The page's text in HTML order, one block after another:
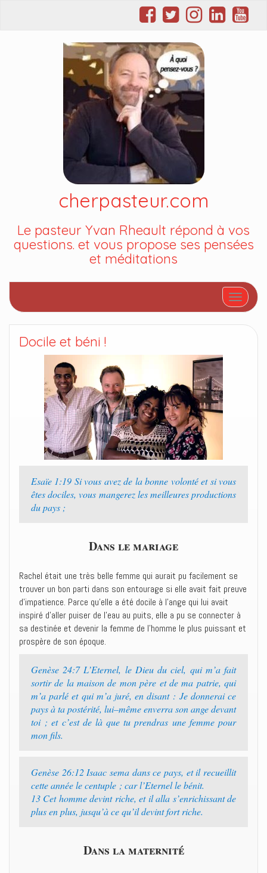
cherpasteur.com
Le pasteur Yvan Rheault répond à vos
questions. et vous propose ses pensées
et méditations
Afficher/
Docile et béni !
Esaïe 1:19 Si vous avez de la bonne volonté et si vous
êtes dociles, vous mangerez les meilleures productions
du pays ;
Dans le mariage
Rachel était une très belle femme qui aurait pu facilement se
trouver un bon parti dans son entourage si elle avait fait preuve
d’impatience. Parce qu’elle a été docile à l’ange qui lui avait
inspiré d’aller puiser de l’eau au puits, elle a pu se connecter à
sa destinée et devenir la femme de l’homme le plus puissant et
prospère de son époque.
Genèse 24:7 ‭‭L’Eternel, le Dieu du ciel, qui m’a fait
sortir de la maison de mon père et de ma patrie, qui
m’a parlé et qui m’a juré, en disant : Je donnerai ce
pays à ta postérité, lui–même enverra son ange devant
toi ; et c’est de là que tu prendras une femme pour
mon fils.‭
Genèse 26:12 ‭‭Isaac sema dans ce pays, et il recueillit
cette année le centuple ; car l’Eternel le bénit.‭
13 ‭‭Cet homme devint riche, et il alla s’enrichissant de
plus en plus, jusqu’à ce qu’il devint fort riche.‭
Dans la maternité